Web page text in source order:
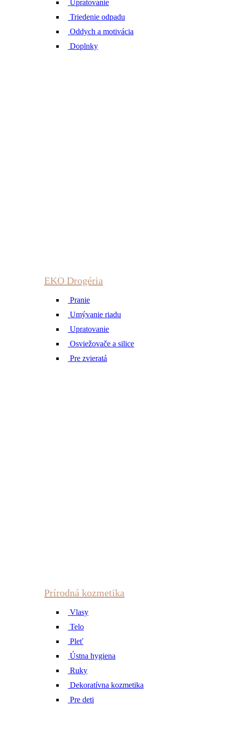
Upratovanie
Triedenie odpadu
Oddych a motivácia
Doplnky
EKO Drogéria
Pranie
Umývanie riadu
Upratovanie
Osviežovače a silice
Pre zvieratá
Prírodná kozmetika
Vlasy
Telo
Pleť
Ústna hygiena
Ruky
Dekoratívna kozmetika
Pre deti